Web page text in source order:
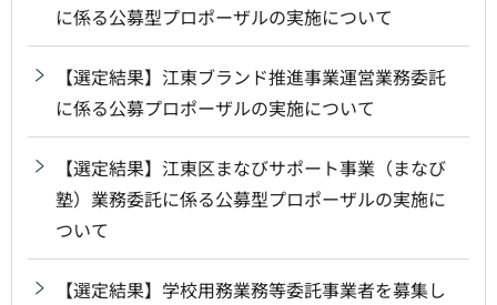
に係る公募型プロポーザルの実施について
【選定結果】江東ブランド推進事業運営業務委託
に係る公募プロポーザルの実施について
【選定結果】江東区まなびサポート事業（まなび
塾）業務委託に係る公募型プロポーザルの実施に
ついて
【選定結果】学校用務業務等委託事業者を募集し